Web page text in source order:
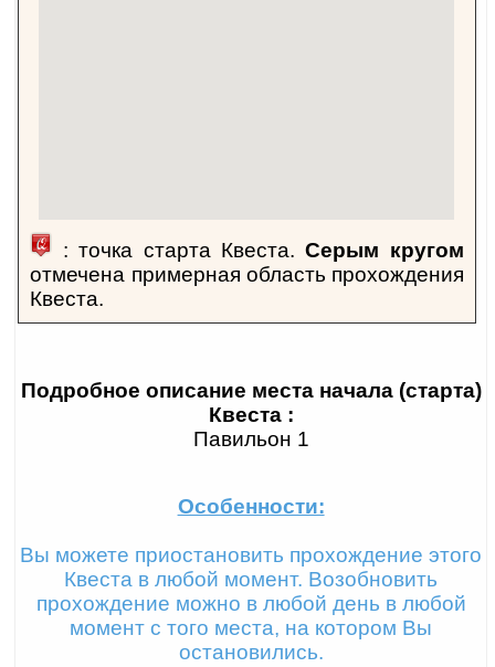
: точка старта Квеста.Серым кругом
отмечена примерная область прохождения
Квеста.
Подробное описание места начала (старта)
Квеста :
Павильон 1
Особенности:
Вы можете приостановить прохождение этого
Квеста в любой момент. Возобновить
прохождение можно в любой день в любой
момент с того места, на котором Вы
остановились.